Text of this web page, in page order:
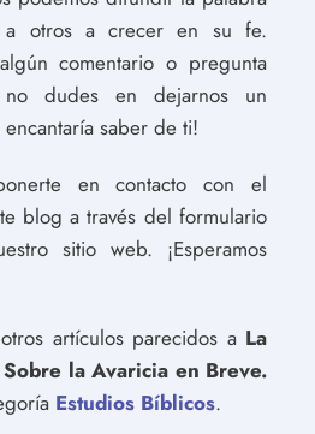
otros a crecer en su fe.
comentario o pregunta
dudes en dejarnos un
encantaría saber de ti!
en contacto con el
blog a través del formulario
sitio web. ¡Esperamos
artículos parecidos a La
la Avaricia en Breve.
Estudios Bíblicos.